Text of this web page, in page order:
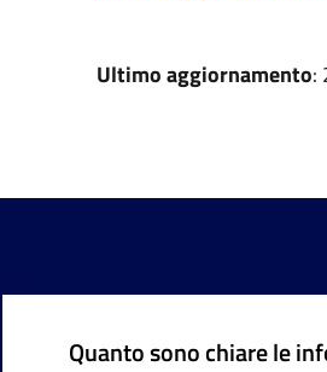
Ultimo aggiornamento:
Quanto sono chiare le